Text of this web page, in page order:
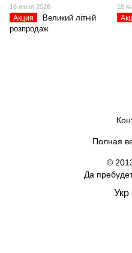
16 июня 2026
Акция
Великий літній
розпродаж
18
Полная
©
Да
Укр